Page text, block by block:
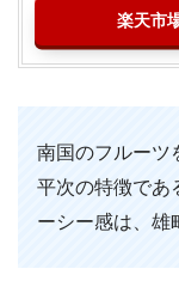
楽天市
南国のフルーツ
平次の特徴であ
ーシー感は、雄